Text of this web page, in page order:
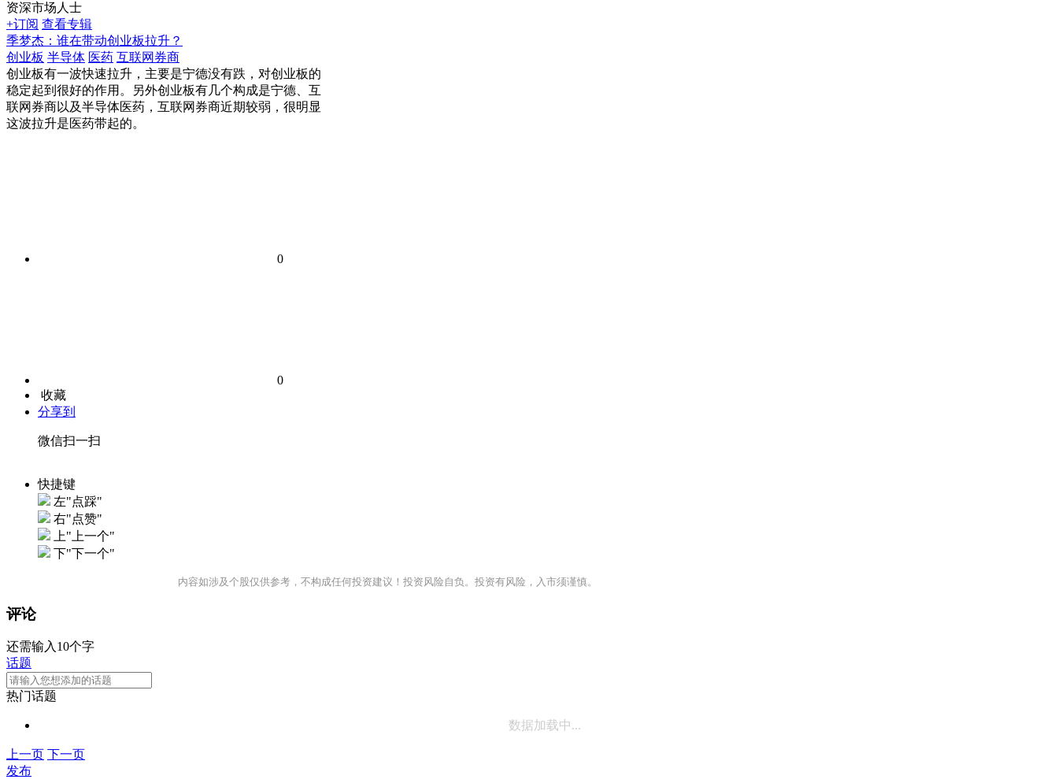
资深市场人士
+订阅 查看专辑
季梦杰：谁在带动创业板拉升？
创业板 半导体 医药 互联网券商
创业板有一波快速拉升，主要是宁德没有跌，对创业板的
稳定起到很好的作用。另外创业板有几个构成是宁德、互
联网券商以及半导体医药，互联网券商近期较弱，很明显
这波拉升是医药带起的。
0
0
收藏
分享到
微信扫一扫
快捷键
左"点踩"
右"点赞"
上"上一个"
下"下一个"
内容如涉及个股仅供参考，不构成任何投资建议！投资风险自负。投资有风险，入市须谨慎。
评论
还需输入10个字
话题
热门话题
数据加载中...
上一页 下一页
发布